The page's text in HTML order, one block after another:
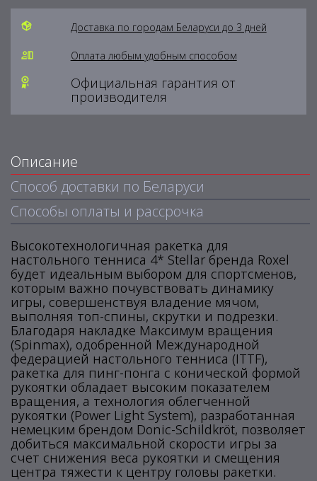
Доставка по городам Беларуси до 3 дней
Оплата любым удобным способом
Официальная гарантия от
производителя
Описание
Способ доставки по Беларуси
Способы оплаты и рассрочка
Высокотехнологичная ракетка для
настольного тенниса 4* Stellar бренда Roxel
будет идеальным выбором для спортсменов,
которым важно почувствовать динамику
игры, совершенствуя владение мячом,
выполняя топ-спины, скрутки и подрезки.
Благодаря накладке Максимум вращения
(Spinmax), одобренной Международной
федерацией настольного тенниса (ITTF),
ракетка для пинг-понга с конической формой
рукоятки обладает высоким показателем
вращения, а технология облегченной
рукоятки (Power Light System), разработанная
немецким брендом Donic-Schildkröt, позволяет
добиться максимальной скорости игры за
счет снижения веса рукоятки и смещения
центра тяжести к центру головы ракетки.